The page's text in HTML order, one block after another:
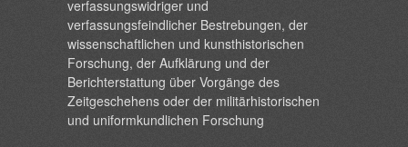
verfassungswidriger und
verfassungsfeindlicher Bestrebungen, der
wissenschaftlichen und kunsthistorischen
Forschung, der Aufklärung und der
Berichterstattung über Vorgänge des
Zeitgeschehens oder der militärhistorischen
und uniformkundlichen Forschung